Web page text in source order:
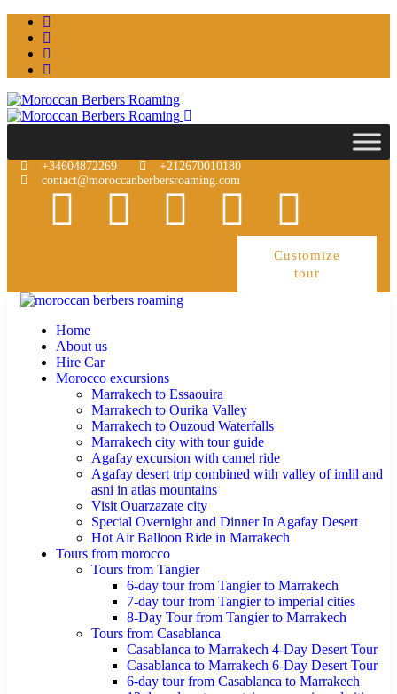
+34604872269
+212670010180
contact@moroccanberbersroaming.com
Customize
tour
Home
About us
Hire Car
Morocco excursions
Marrakech to Essaouira
Marrakech to Ourika Valley
Marrakech to Ouzoud Waterfalls
Marrakech city with tour guide
Agafay excursion with camel ride
Agafay desert trip combined with valley of imlil and
asni in atlas mountains
Visit Ouarzazate city
Special Overnight and Dinner In Agafay Desert
Hot Air Balloon Ride in Marrakech
Tours from morocco
Tours from Tangier
6-day tour from Tangier to Marrakech
7-day tour from Tangier to imperial cities
8-Day Tour from Tangier to Marrakech
Tours from Casablanca
Casablanca to Marrakech 4-Day Desert Tour
Casablanca to Marrakech 6-Day Desert Tour
6-day tour from Casablanca to Marrakech